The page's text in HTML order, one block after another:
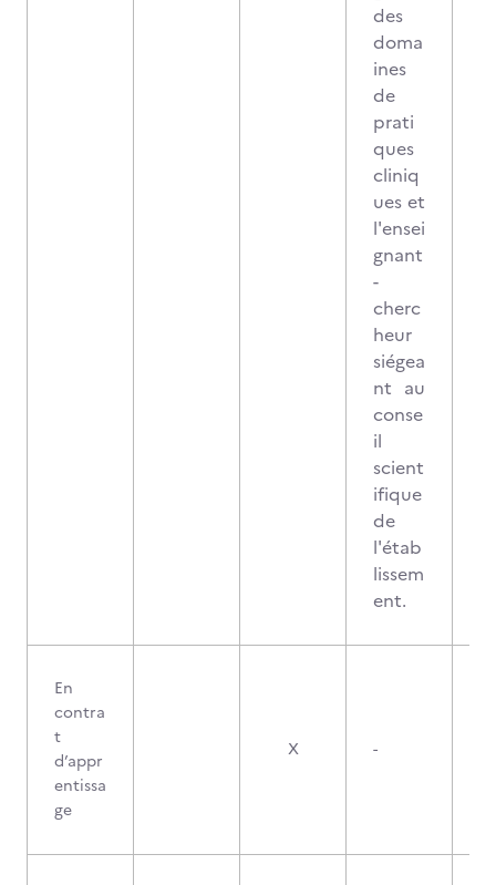
des
doma
ines
de
prati
ques
cliniq
ues et
l'ensei
gnant
-
cherc
heur
siégea
nt au
conse
il
scient
ifique
de
l'étab
lissem
ent.
En
contra
t
d’appr
entissa
ge
X -